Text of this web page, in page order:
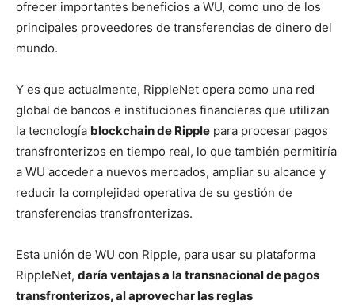
ofrecer importantes beneficios a WU, como uno de los
principales proveedores de transferencias de dinero del
mundo.
Y es que actualmente, RippleNet opera como una red
global de bancos e instituciones financieras que utilizan
la tecnología blockchain de Ripple para procesar pagos
transfronterizos en tiempo real, lo que también permitiría
a WU acceder a nuevos mercados, ampliar su alcance y
reducir la complejidad operativa de su gestión de
transferencias transfronterizas.
Esta unión de WU con Ripple, para usar su plataforma
RippleNet, daría ventajas a la transnacional de pagos
transfronterizos, al aprovechar las reglas